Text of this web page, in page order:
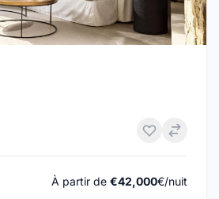
À partir de €42,000€/nuit